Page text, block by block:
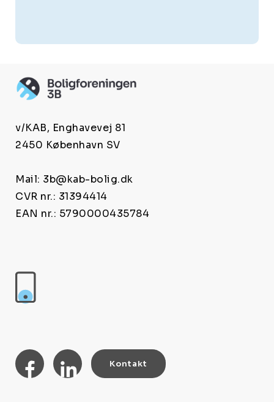
v/KAB, Enghavevej 81
2450 København SV
Mail: 3b@kab-bolig.dk
CVR nr.: 31394414
EAN nr.: 5790000435784
Kontakt